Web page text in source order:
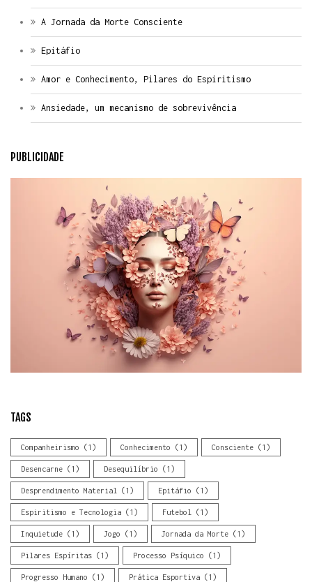
A Jornada da Morte Consciente
Epitáfio
Amor e Conhecimento, Pilares do Espiritismo
Ansiedade, um mecanismo de sobrevivência
PUBLICIDADE
TAGS
Companheirismo (1) Conhecimento (1) Consciente (1)
Desencarne (1) Desequilíbrio (1)
Desprendimento Material (1) Epitáfio (1)
Espiritismo e Tecnologia (1) Futebol (1)
Inquietude (1) Jogo (1) Jornada da Morte (1)
Pilares Espíritas (1) Processo Psíquico (1)
Progresso Humano (1) Prática Esportiva (1)